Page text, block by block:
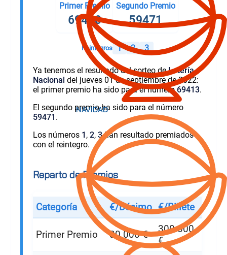
Primer Premio
69413
Segundo Premio
59471
Reintegros 1 2 3
Ya tenemos el resultado del sorteo deLotería
Nacional del jueves 01 de septiembre de 2022:
el primer premio ha sido para el número69413.
El segundo premio ha sido para el número
59471 .
Los números 1 , 2, 3han resultado premiados
con el reintegro.
Reparto de Premios
Categoría €/Décimo €/Billete
Primer Premio 30.000 €
300.000
€